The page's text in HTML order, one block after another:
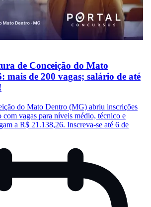
de Conceição do Mato
mais de 200 vagas; salário de até
do Mato Dentro (MG) abriu inscrições
com vagas para níveis médio, técnico e
a R$ 21.138,26. Inscreva-se até 6 de